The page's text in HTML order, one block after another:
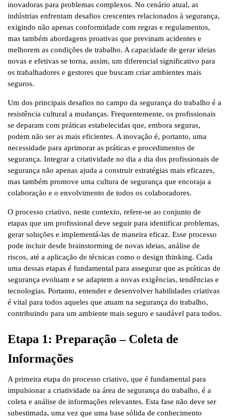
inovadoras para problemas complexos. No cenário atual, as
indústrias enfrentam desafios crescentes relacionados à segurança,
exigindo não apenas conformidade com regras e regulamentos,
mas também abordagens proativas que previnam acidentes e
melhorem as condições de trabalho. A capacidade de gerar ideias
novas e efetivas se torna, assim, um diferencial significativo para
os trabalhadores e gestores que buscam criar ambientes mais
seguros.
Um dos principais desafios no campo da segurança do trabalho é a
resistência cultural a mudanças. Frequentemente, os profissionais
se deparam com práticas estabelecidas que, embora seguras,
podem não ser as mais eficientes. A inovação é, portanto, uma
necessidade para aprimorar as práticas e procedimentos de
segurança. Integrar a criatividade no dia a dia dos profissionais de
segurança não apenas ajuda a construir estratégias mais eficazes,
mas também promove uma cultura de segurança que encoraja a
colaboração e o envolvimento de todos os colaboradores.
O processo criativo, neste contexto, refere-se ao conjunto de
etapas que um profissional deve seguir para identificar problemas,
gerar soluções e implementá-las de maneira eficaz. Esse processo
pode incluir desde brainstorming de novas ideias, análise de
riscos, até a aplicação de técnicas como o design thinking. Cada
uma dessas etapas é fundamental para assegurar que as práticas de
segurança evoluam e se adaptem a novas exigências, tendências e
tecnologias. Portanto, entender e desenvolver habilidades criativas
é vital para todos aqueles que atuam na segurança do trabalho,
contribuindo para um ambiente mais seguro e saudável para todos.
Etapa 1: Preparação – Coleta de
Informações
A primeira etapa do processo criativo, que é fundamental para
impulsionar a criatividade na área de segurança do trabalho, é a
coleta e análise de informações relevantes. Esta fase não deve ser
subestimada, uma vez que uma base sólida de conhecimento